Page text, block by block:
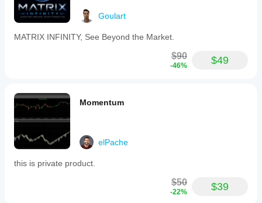
Goulart
MATRIX INFINITY, See Beyond the Market.
$90
-46% $49
Momentum
elPache
this is private product.
$50
-22% $39